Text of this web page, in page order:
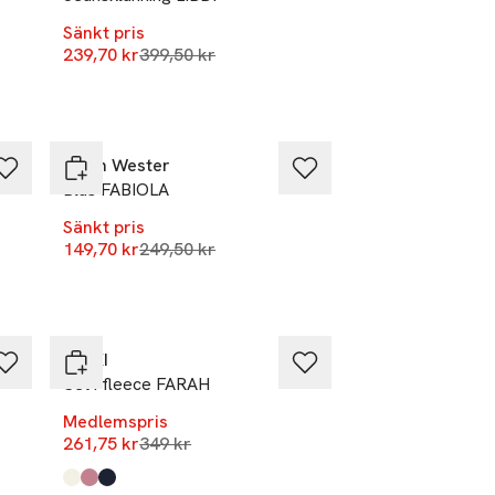
Sänkt pris
239,70 krLägsta pris 30 dagar
399,50 kr
Carin Wester
Blus FABIOLA
Sänkt pris
149,70 krLägsta pris 30 dagar
249,50 kr
RIKIKI
Set i fleece FARAH
Medlemspris
261,75 krLägsta pris 30 dagar
349 kr
Produkten finns i färgerna:
Berry,
Heart,
Bear,